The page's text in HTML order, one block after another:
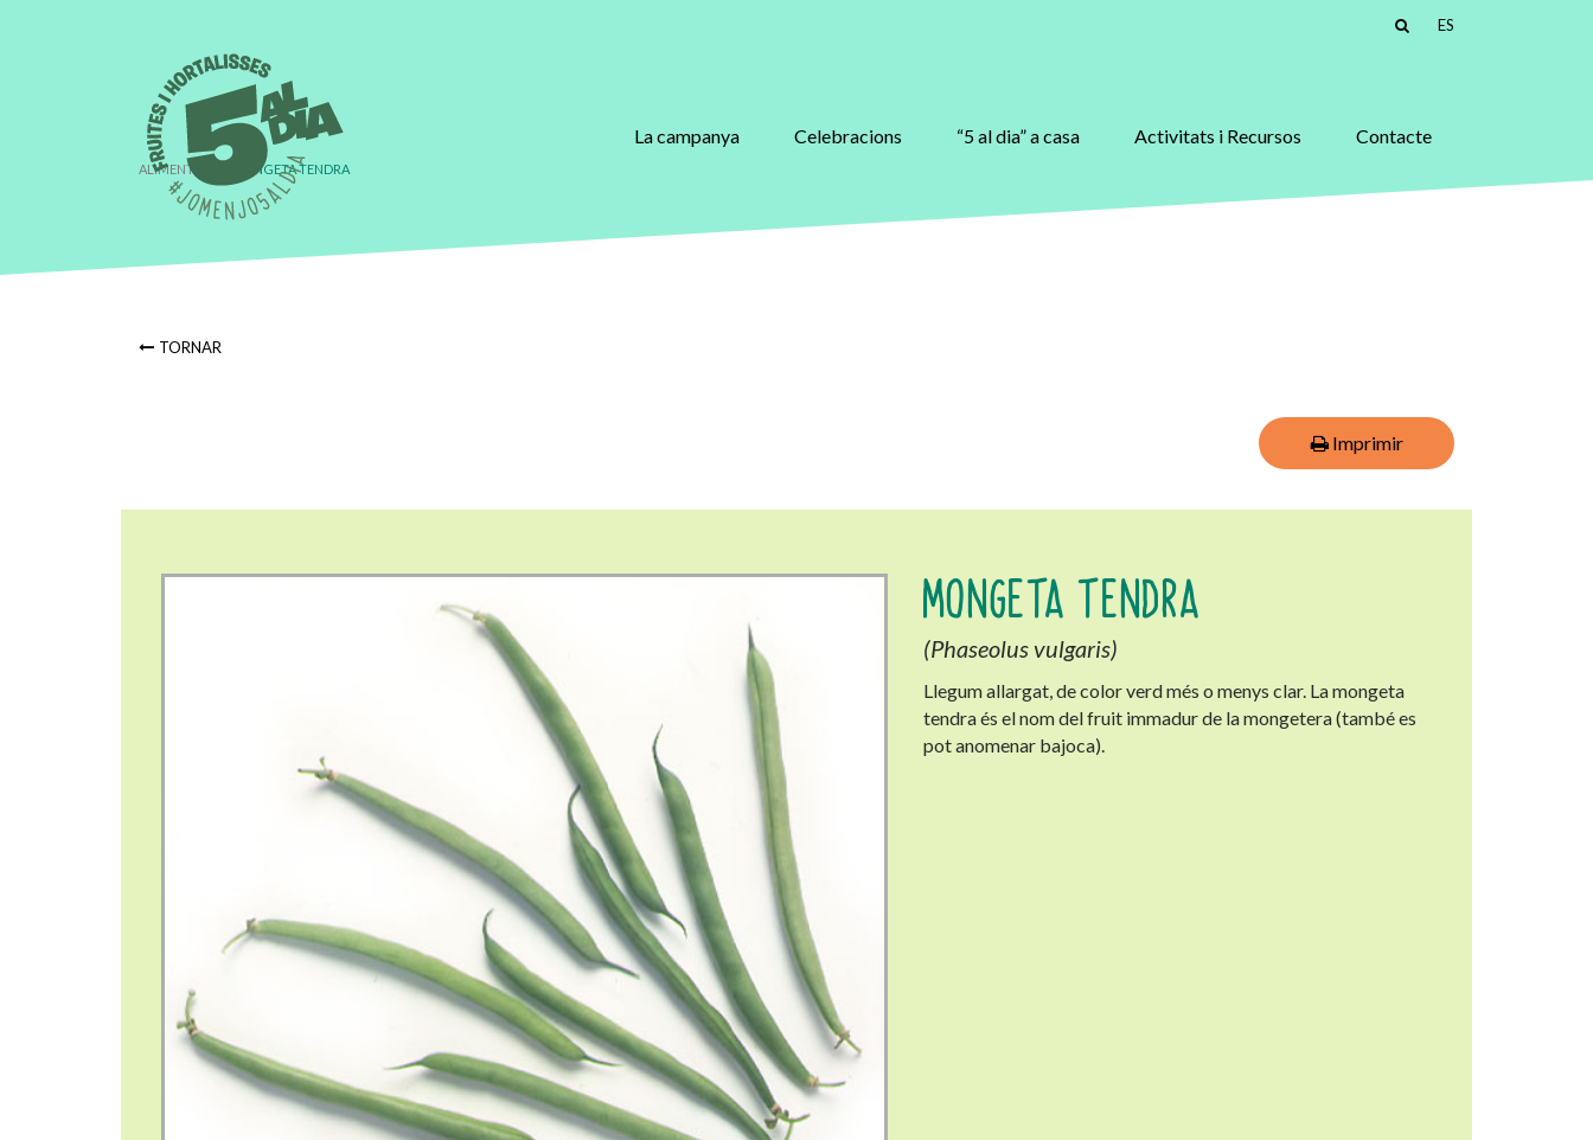
ES
La campanya Celebracions “5 al dia” a casa Activitats i Recursos Contacte
ALIMENT MONGETA TENDRA
TORNAR
Imprimir
MONGETA TENDRA
(Phaseolus vulgaris)
Llegum allargat, de color verd més o menys clar. La mongeta
tendra és el nom del fruit immadur de la mongetera (també es
pot anomenar bajoca).